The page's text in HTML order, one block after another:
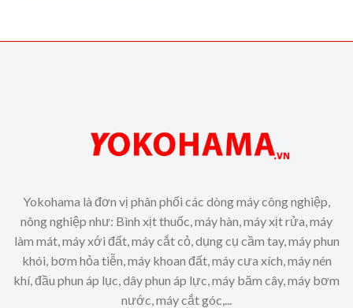
Yokohama là đơn vị phân phối các dòng máy công nghiệp,
nông nghiệp như: Bình xịt thuốc, máy hàn, máy xịt rửa, máy
làm mát, máy xới đất, máy cắt cỏ, dụng cụ cầm tay, máy phun
khói, bơm hỏa tiễn, máy khoan đất, máy cưa xích, máy nén
khí, đầu phun áp lục, dây phun áp lực, máy băm cây, máy bơm
nước, máy cắt góc,...